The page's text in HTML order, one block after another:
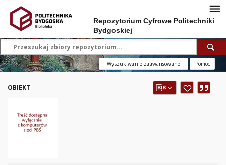
Repozytorium Cyfrowe Politechniki
Bydgoskiej
Wyszukiwanie zaawansowane Pomoc
OBIEKT